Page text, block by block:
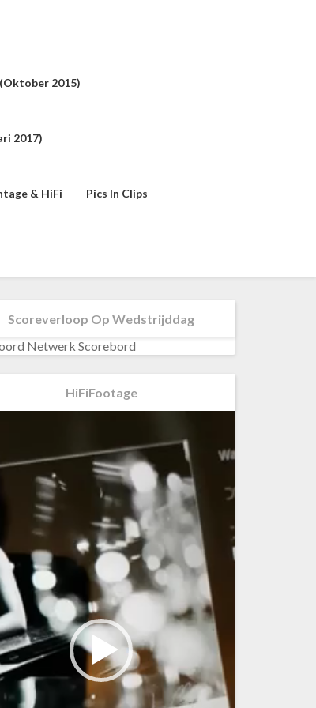
2015)
2017)
& HiFi Pics In Clips
Scoreverloop Op Wedstrijddag
Netwerk Scorebord
HiFiFootage